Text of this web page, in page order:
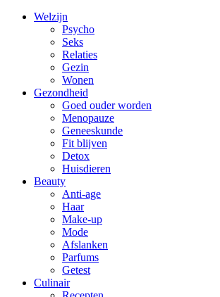
Welzijn
Psycho
Seks
Relaties
Gezin
Wonen
Gezondheid
Goed ouder worden
Menopauze
Geneeskunde
Fit blijven
Detox
Huisdieren
Beauty
Anti-age
Haar
Make-up
Mode
Afslanken
Parfums
Getest
Culinair